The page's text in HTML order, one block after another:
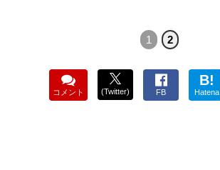
1 2
コメント (Twitter) FB
B!
Hatena